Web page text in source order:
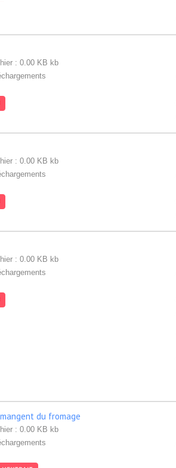
: 0.00 KB kb
: 0.00 KB kb
: 0.00 KB kb
du fromage
: 0.00 KB kb